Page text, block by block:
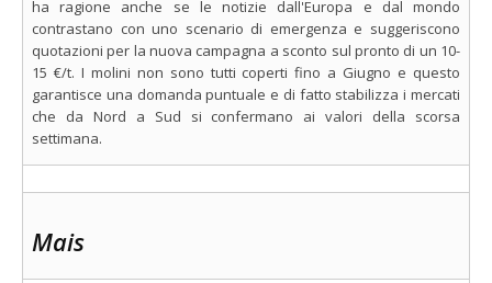
ha ragione anche se le notizie dall'Europa e dal mondo
contrastano con uno scenario di emergenza e suggeriscono
quotazioni per la nuova campagna a sconto sul pronto di un 10-
15 €/t. I molini non sono tutti coperti fino a Giugno e questo
garantisce una domanda puntuale e di fatto stabilizza i mercati
che da Nord a Sud si confermano ai valori della scorsa
settimana.
Mais